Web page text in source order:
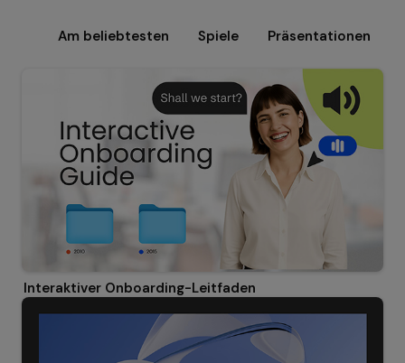
Am beliebtesten Spiele Präsentationen
Interaktiver Onboarding-Leitfaden